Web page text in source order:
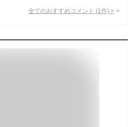
全てのおすすめコメント (1 件) >